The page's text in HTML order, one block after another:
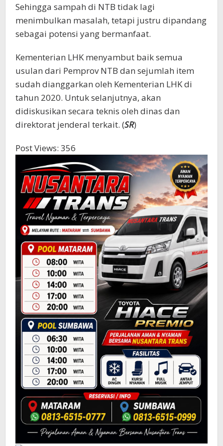
Sehingga sampah di NTB tidak lagi
menimbulkan masalah, tetapi justru dipandang
sebagai potensi yang bermanfaat.
Kementerian LHK menyambut baik semua
usulan dari Pemprov NTB dan sejumlah item
sudah dianggarkan oleh Kementerian LHK di
tahun 2020. Untuk selanjutnya, akan
didiskusikan secara teknis oleh dinas dan
direktorat jenderal terkait. (SR)
Post Views: 356